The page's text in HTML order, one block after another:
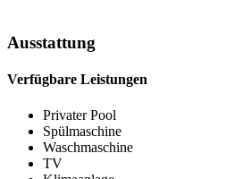
Ausstattung
Verfügbare Leistungen
Privater Pool
Spülmaschine
Waschmaschine
TV